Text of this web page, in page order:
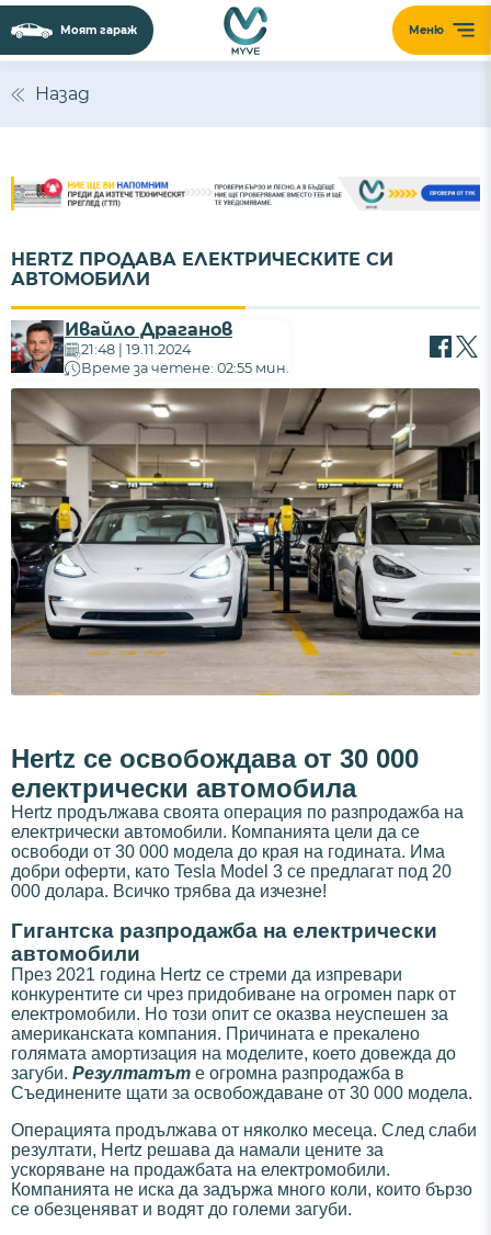
Меню
Моят гараж
Назад
HERTZ ПРОДАВА ЕЛЕКТРИЧЕСКИТЕ СИ
АВТОМОБИЛИ
Ивайло Драганов
21:48 | 19.11.2024
Време за четене: 02:55 мин.
Hertz се освобождава от 30 000
електрически автомобила
Hertz продължава своята операция по разпродажба на
електрически автомобили. Компанията цели да се
освободи от 30 000 модела до края на годината. Има
добри оферти, като Tesla Model 3 се предлагат под 20
000 долара. Всичко трябва да изчезне!
Гигантска разпродажба на електрически
автомобили
През 2021 година Hertz се стреми да изпревари
конкурентите си чрез придобиване на огромен парк от
електромобили. Но този опит се оказва неуспешен за
американската компания. Причината е прекалено
голямата амортизация на моделите, което довежда до
загуби. Резултатът е огромна разпродажба в
Съединените щати за освобождаване от 30 000 модела.
Операцията продължава от няколко месеца. След слаби
резултати, Hertz решава да намали цените за
ускоряване на продажбата на електромобили.
Компанията не иска да задържа много коли, които бързо
се обезценяват и водят до големи загуби.